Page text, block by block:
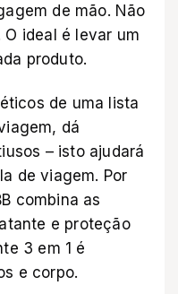
de mão. Não
O ideal é levar um
produto.
de uma lista
dá
– isto ajudará
de viagem. Por
combina as
e proteção
3 em 1 é
e corpo.